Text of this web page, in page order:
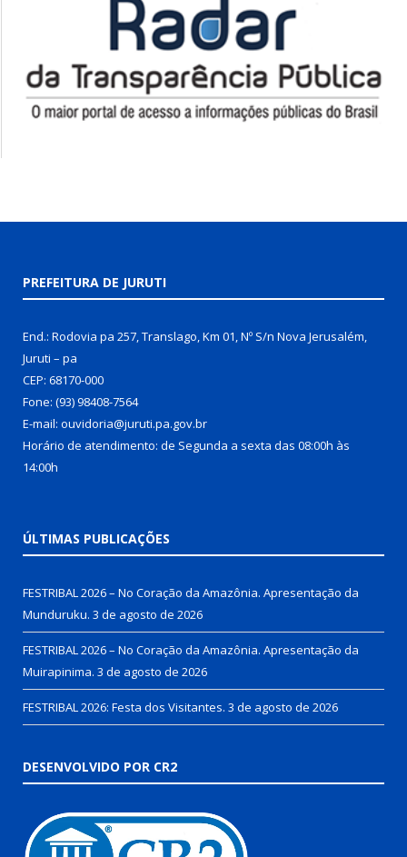
PREFEITURA DE JURUTI
End.: Rodovia pa 257, Translago, Km 01, Nº S/n Nova Jerusalém,
Juruti – pa
CEP: 68170-000
Fone: (93) 98408-7564
E-mail: ouvidoria@juruti.pa.gov.br
Horário de atendimento: de Segunda a sexta das 08:00h às
14:00h
ÚLTIMAS PUBLICAÇÕES
FESTRIBAL 2026 – No Coração da Amazônia. Apresentação da
Munduruku. 3 de agosto de 2026
FESTRIBAL 2026 – No Coração da Amazônia. Apresentação da
Muirapinima. 3 de agosto de 2026
FESTRIBAL 2026: Festa dos Visitantes. 3 de agosto de 2026
DESENVOLVIDO POR CR2